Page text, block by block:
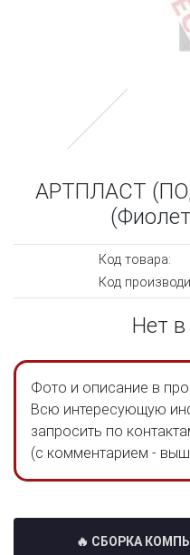
АРТПЛАСТ
Код товара:
Код
Нет
Фото и описание в
Всю интересующую
запросить по
(с комментарием -
🔥 СБОРКА